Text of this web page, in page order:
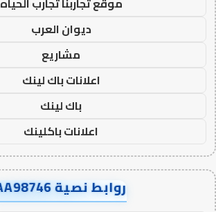
ديوان العرب
مشاريع
اعلانات باك لينك
باك لينك
اعلانات باكلينك
روابط نصية AA98746